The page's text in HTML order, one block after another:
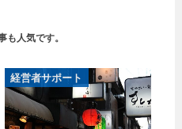
も人気です。
経営者サポート